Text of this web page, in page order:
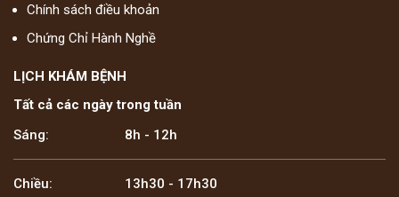
Chính sách điều khoản
Chứng Chỉ Hành Nghề
LỊCH KHÁM BỆNH
Tất cả các ngày trong tuần
Sáng:
8h - 12h
Chiều: 13h30 - 17h30